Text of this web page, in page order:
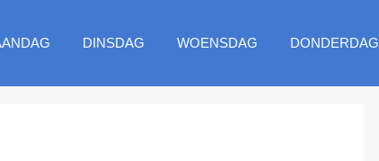
DINSDAG WOENSDAG DONDERDAG